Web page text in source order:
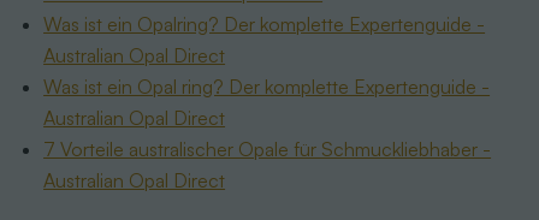
Was ist ein Opalring? Der komplette Expertenguide -
Australian Opal Direct
Was ist ein Opal ring? Der komplette Expertenguide -
Australian Opal Direct
7 Vorteile australischer Opale für Schmuckliebhaber -
Australian Opal Direct